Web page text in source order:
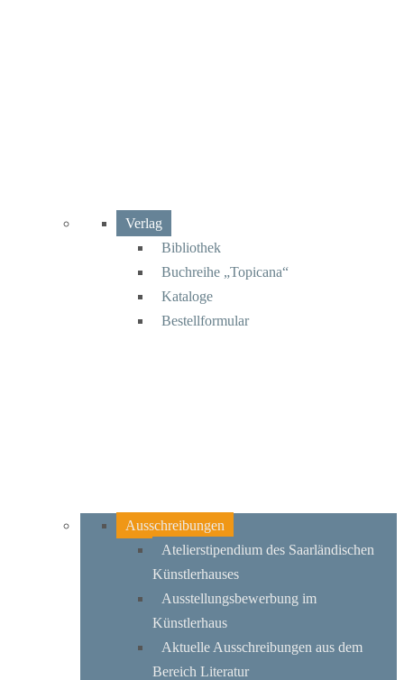
Verlag
Bibliothek
Buchreihe „Topicana“
Kataloge
Bestellformular
Ausschreibungen
Atelierstipendium des Saarländischen
Künstlerhauses
Ausstellungsbewerbung im
Künstlerhaus
Aktuelle Ausschreibungen aus dem
Bereich Literatur